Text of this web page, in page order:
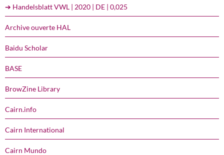
➔ Handelsblatt VWL | 2020 | DE | 0,025
Archive ouverte HAL
Baidu Scholar
BASE
BrowZine Library
Cairn.info
Cairn International
Cairn Mundo